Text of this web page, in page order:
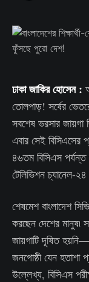
ঢাকা জাকির হোসেন :
তোলপাড়! সর্ষের
সবশেষ ভরসার জায়গা
এবার সেই
৪৬তম বিসিএস পর্যন্ত
টেলিভিশন চ্যানেল-
শেষমেশ বাংলাদেশ
করছেন দেশের মানুষ৷
জায়গাটি দূষিত
জনগোষ্ঠী যেন হতাশা
উল্লেখ্য, বিসিএস